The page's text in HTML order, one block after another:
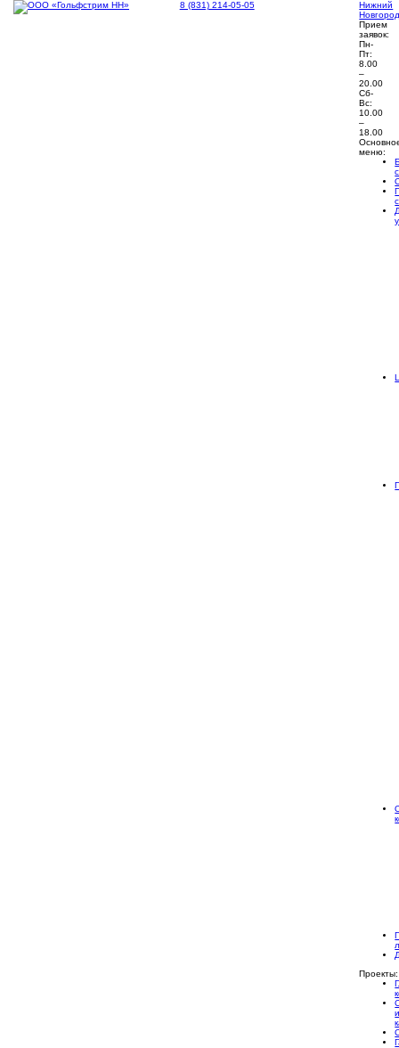
8 (831) 214-05-05
Нижний
Прием
заявок:
Пн-
Пт:
8.00
–
20.00
Сб-
Вс:
10.00
–
18.00
меню:
Проекты: